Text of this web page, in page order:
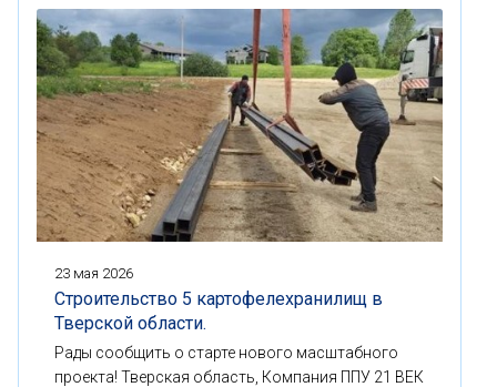
23 мая 2026
Строительство 5 картофелехранилищ в
Тверской области.
Рады сообщить о старте нового масштабного
проекта! Тверская область, Компания ППУ 21 ВЕК